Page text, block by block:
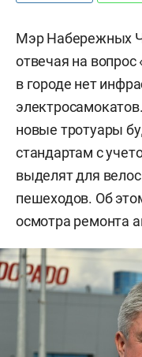
Мэр Набережных
отвечая на вопрос
в городе нет
новые тротуары
стандартам с
выделят для
пешеходов. Об
осмотра ремонта